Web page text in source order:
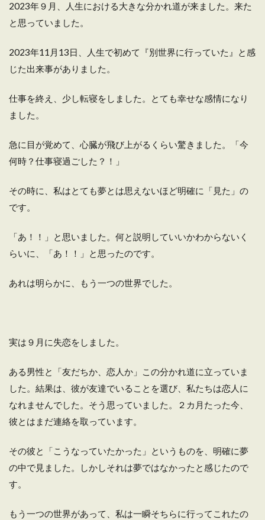
2023年９月、人生における大きな分かれ道が来ました。来た
と思っていました。
2023年11月13日、人生で初めて『別世界に行っていた』と感
じた出来事がありました。
仕事を終え、少し転寝をしました。とても幸せな感情になり
ました。
急に目が覚めて、心臓が飛び上がるくらい驚きました。「今
何時？仕事寝過ごした？！」
その時に、私はとても夢とは思えないほど明確に「見た」の
です。
「あ！！」と思いました。何と説明していいかわからないく
らいに、「あ！！」と思ったのです。
あれは明らかに、もう一つの世界でした。
実は９月に失恋をしました。
ある男性と「友だちか、恋人か」この分かれ道に立っていま
した。結果は、彼が友達でいることを選び、私たちは恋人に
なれませんでした。そう思っていました。２カ月たった今、
彼とはまだ連絡を取っています。
その彼と「こうなっていたかった」というものを、明確に夢
の中で見ました。しかしそれは夢ではなかったと感じたので
す。
もう一つの世界があって、私は一瞬そちらに行ってこれたの